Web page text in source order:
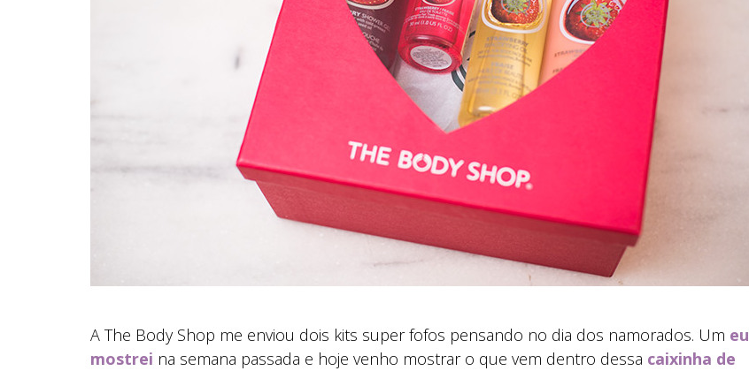
A The Body Shop me enviou dois kits super fofos pensando no dia dos namorados. Um eu
mostrei na semana passada e hoje venho mostrar o que vem dentro dessa caixinha de